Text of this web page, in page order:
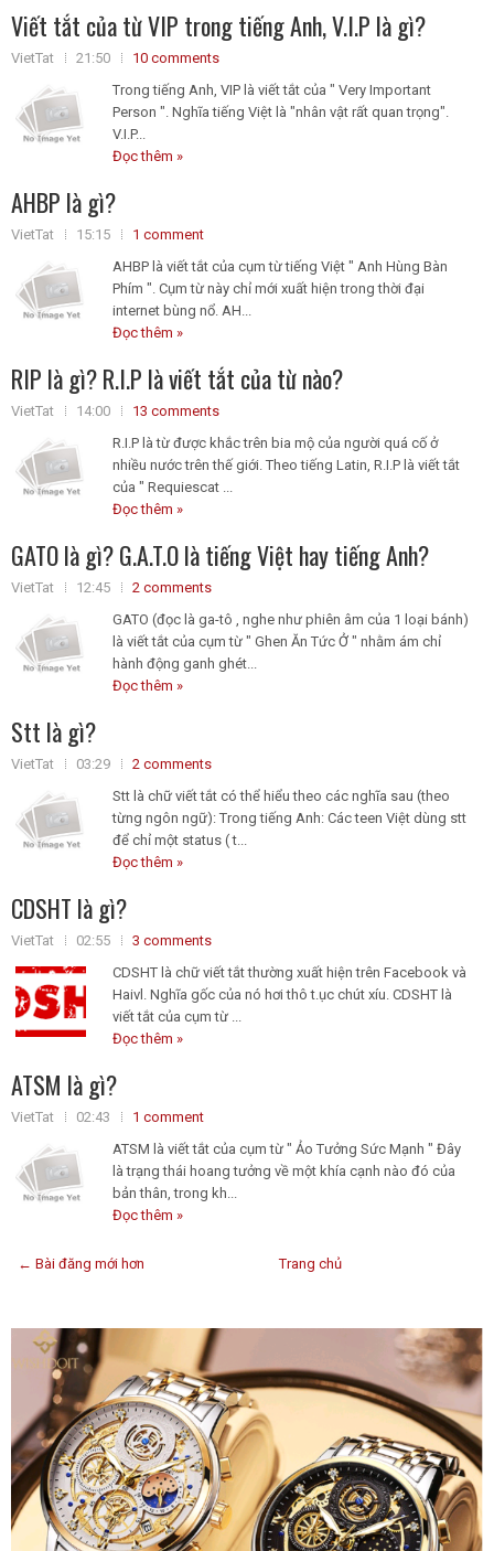
Viết tắt của từ VIP trong tiếng Anh, V.I.P là gì?
VietTat 21:50
10 comments
Trong tiếng Anh, VIP là viết tắt của " Very Important
Person ". Nghĩa tiếng Việt là "nhân vật rất quan trọng".
V.I.P...
Đọc thêm »
AHBP là gì?
VietTat 15:15
1 comment
AHBP là viết tắt của cụm từ tiếng Việt " Anh Hùng Bàn
Phím ". Cụm từ này chỉ mới xuất hiện trong thời đại
internet bùng nổ. AH...
Đọc thêm »
RIP là gì? R.I.P là viết tắt của từ nào?
VietTat 14:00
13 comments
R.I.P là từ được khắc trên bia mộ của người quá cố ở
nhiều nước trên thế giới. Theo tiếng Latin, R.I.P là viết tắt
của " Requiescat ...
Đọc thêm »
GATO là gì? G.A.T.O là tiếng Việt hay tiếng Anh?
VietTat 12:45
2 comments
GATO (đọc là ga-tô , nghe như phiên âm của 1 loại bánh)
là viết tắt của cụm từ " Ghen Ăn Tức Ở " nhằm ám chỉ
hành động ganh ghét...
Đọc thêm »
Stt là gì?
VietTat 03:29
2 comments
Stt là chữ viết tắt có thể hiểu theo các nghĩa sau (theo
từng ngôn ngữ): Trong tiếng Anh: Các teen Việt dùng stt
để chỉ một status ( t...
Đọc thêm »
CDSHT là gì?
VietTat 02:55
3 comments
CDSHT là chữ viết tắt thường xuất hiện trên Facebook và
Haivl. Nghĩa gốc của nó hơi thô t.ục chút xíu. CDSHT là
viết tắt của cụm từ ...
Đọc thêm »
ATSM là gì?
VietTat 02:43
1 comment
ATSM là viết tắt của cụm từ " Ảo Tưởng Sức Mạnh " Đây
là trạng thái hoang tưởng về một khía cạnh nào đó của
bản thân, trong kh...
Đọc thêm »
← Bài đăng mới hơn Trang chủ